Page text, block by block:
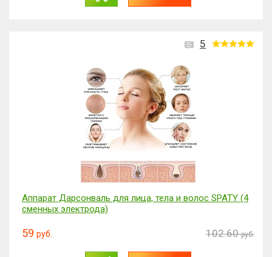
5
Аппарат Дарсонваль для лица, тела и волос SPATY (4
сменных электрода)
59 руб. 102.60 руб.